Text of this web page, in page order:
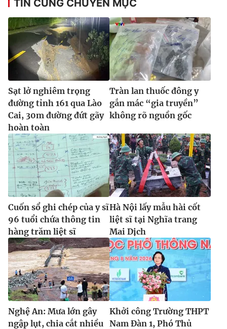
TIN CÙNG CHUYÊN MỤC
Sạt lở nghiêm trọng
đường tỉnh 161 qua Lào
Cai, 30m đường đứt gãy
hoàn toàn
Tràn lan thuốc đông y
gắn mác “gia truyền”
không rõ nguồn gốc
Cuốn sổ ghi chép của y sĩ
96 tuổi chứa thông tin
hàng trăm liệt sĩ
Hà Nội lấy mẫu hài cốt
liệt sĩ tại Nghĩa trang
Mai Dịch
Nghệ An: Mưa lớn gây
ngập lụt, chia cắt nhiều
Khởi công Trường THPT
Nam Đàn 1, Phó Thủ